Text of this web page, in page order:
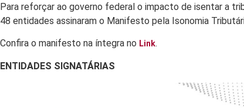
Para reforçar ao governo federal o impacto de isentar a
48 entidades assinaram o Manifesto pela Isonomia
Confira o manifesto na íntegra no Link.
ENTIDADES SIGNATÁRIAS